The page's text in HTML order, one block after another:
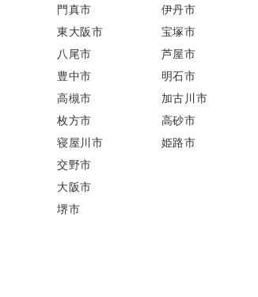
門真市
東大阪市
八尾市
豊中市
高槻市
枚方市
寝屋川市
交野市
大阪市
堺市
伊丹市
宝塚市
芦屋市
明石市
加古川市
高砂市
姫路市